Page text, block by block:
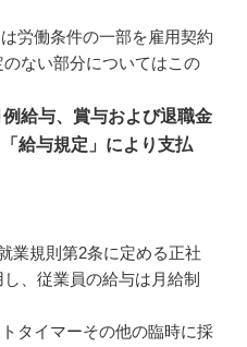
件の一部を雇用契約
ない部分についてはこの
例給与、賞与および退職金
「給与規定」により支払
則第2条に定める正社
、従業員の給与は月給制
ーその他の臨時に採